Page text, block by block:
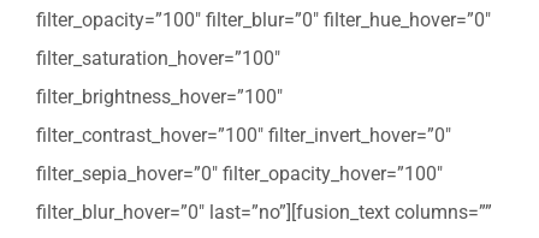
filter_opacity=”100″ filter_blur=”0″ filter_hue_hover=”0″
filter_saturation_hover=”100″
filter_brightness_hover=”100″
filter_contrast_hover=”100″ filter_invert_hover=”0″
filter_sepia_hover=”0″ filter_opacity_hover=”100″
filter_blur_hover=”0″ last=”no”][fusion_text columns=””